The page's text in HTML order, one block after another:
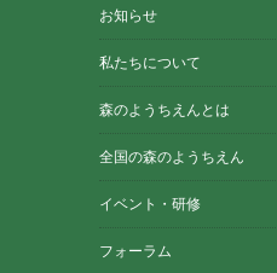
お知らせ
私たちについて
森のようちえんとは
全国の森のようちえん
イベント・研修
フォーラム